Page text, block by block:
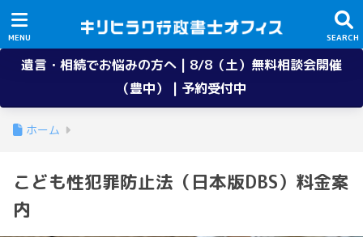
遺言・相続でお悩みの方へ | 8/8（土）無料相談会開催
（豊中） | 予約受付中
ホーム
こども性犯罪防止法（日本版DBS）料金案
内